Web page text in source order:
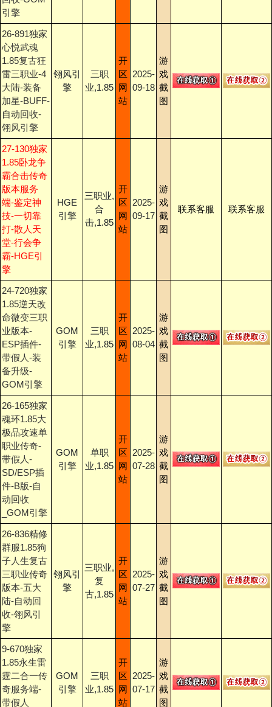
引擎
26-891独家
心悦武魂
1.85复古狂
雷三职业-4
大陆-装备
加星-BUFF-
自动回收-
翎风引擎
翎风引
擎
三职
业,1.85
开
区
网
站
2025-
09-18
游
戏
截
图
27-130独家
1.85卧龙争
霸合击传奇
版本服务
端-鉴定神
技-一切靠
打-散人天
堂-行会争
霸-HGE引
擎
HGE
引擎
三职业,
合
击,1.85
开
区
网
站
2025-
09-17
游
戏
截
图
联系客服 联系客服
24-720独家
1.85逆天改
命微变三职
业版本-
ESP插件-
带假人-装
备升级-
GOM引擎
GOM
引擎
三职
业,1.85
开
区
网
站
2025-
08-04
游
戏
截
图
26-165独家
魂环1.85大
极品攻速单
职业传奇-
带假人-
SD/ESP插
件-B版-自
动回收
_GOM引擎
GOM
引擎
单职
业,1.85
开
区
网
站
2025-
07-28
游
戏
截
图
26-836精修
群服1.85狗
子人生复古
三职业传奇
版本-五大
陆-自动回
收-翎风引
擎
翎风引
擎
三职业,
复
古,1.85
开
区
网
站
2025-
07-27
游
戏
截
图
9-670独家
1.85永生雷
霆二合一传
奇服务端-
带假人
GOM
引擎
三职
业,1.85
开
区
网
站
2025-
07-17
游
戏
截
图